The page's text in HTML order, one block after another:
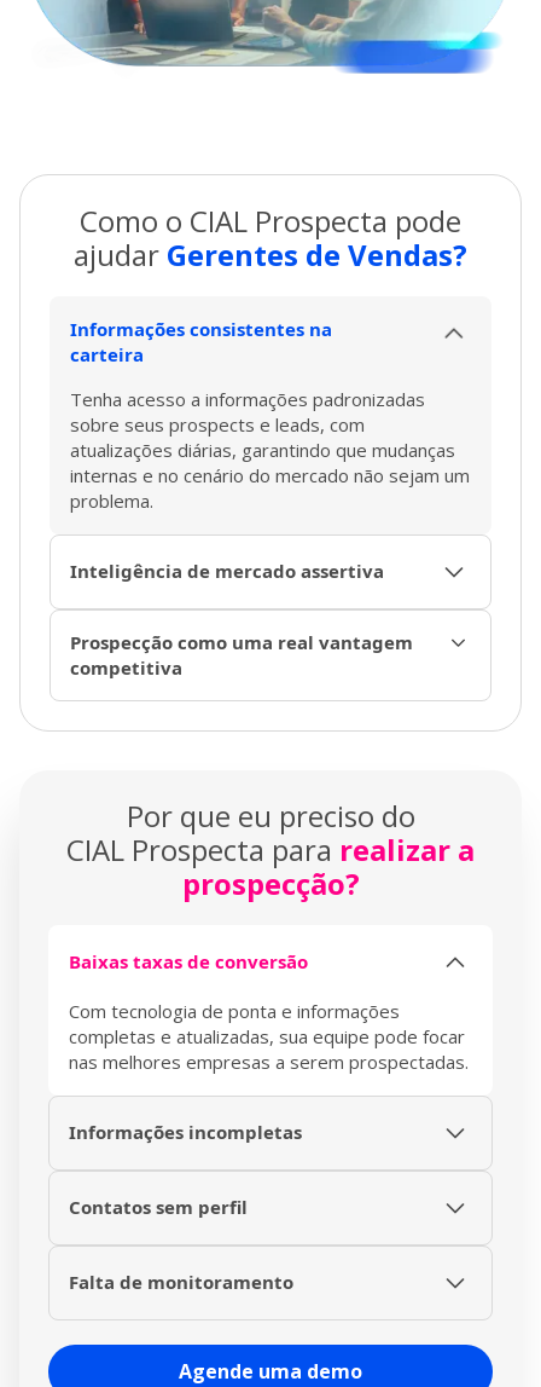
Como o CIAL Prospecta pode
ajudar Gerentes de Vendas?
Informações consistentes na
carteira
Tenha acesso a informações padronizadas
sobre seus prospects e leads, com
atualizações diárias, garantindo que mudanças
internas e no cenário do mercado não sejam um
problema.
Inteligência de mercado assertiva
árvores de relacionamentos, mostrando quem
são os tomadores de decisão, executivos e
diretores.
Prospecção como uma real vantagem
competitiva
e encontre pontos de dor por segmento,
desde o início.
Por que eu preciso do
CIAL Prospecta para realizar a
prospecção?
Baixas taxas de conversão
Com tecnologia de ponta e informações
completas e atualizadas, sua equipe pode focar
nas melhores empresas a serem prospectadas.
Informações incompletas
prospects e leads, mantendo campos como
Contatos sem perfil
e entenda melhor seu perfil ideal de cliente
Falta de monitoramento
através de uma área de trabalho personalizada,
Agende uma demo